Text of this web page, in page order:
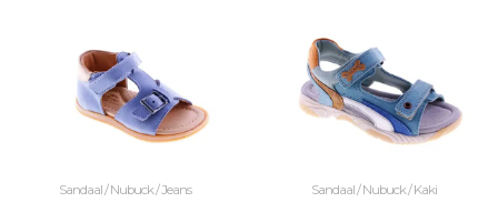
Sandaal / Nubuck / Jeans
Sandaal / Nubuck / Kaki